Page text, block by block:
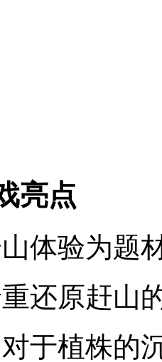
亮点
体验为题
还原赶山
于植株的